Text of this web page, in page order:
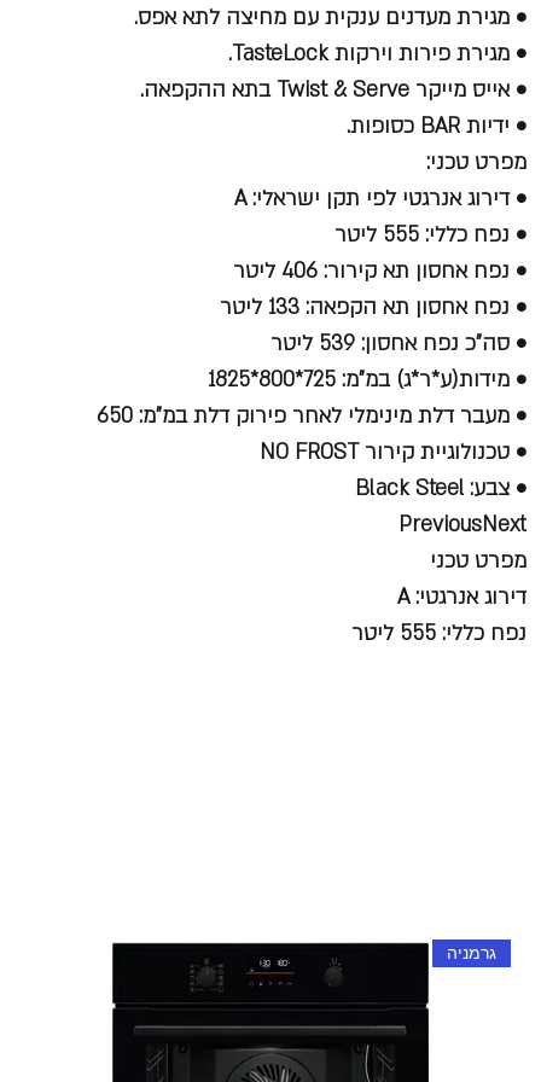
• מגירת מעדנים ענקית עם מחיצה לתא אפס.
• מגירת פירות וירקות TasteLock.
• אייס מייקר Twist & Serve בתא ההקפאה.
• ידיות BAR כסופות.
מפרט טכני:
• דירוג אנרגטי לפי תקן ישראלי: A
• נפח כללי: 555 ליטר
• נפח אחסון תא קירור: 406 ליטר
• נפח אחסון תא הקפאה: 133 ליטר
• סה"כ נפח אחסון: 539 ליטר
• מידות(ע*ר*ג) במ"מ: 725*800*1825
• מעבר דלת מינימלי לאחר פירוק דלת במ"מ: 650
• טכנולוגיית קירור NO FROST
• צבע: Black Steel
PreviousNext
מפרט טכני
דירוג אנרגטי:A
נפח כללי: 555 ליטר
גרמניה